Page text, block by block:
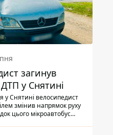
загинув
у Снятині
у Снятині велосипедист
змінив напрямок руху
цього мікроавтобус